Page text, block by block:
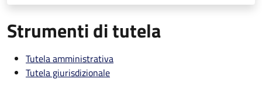
Strumenti di tutela
Tutela amministrativa
Tutela giurisdizionale